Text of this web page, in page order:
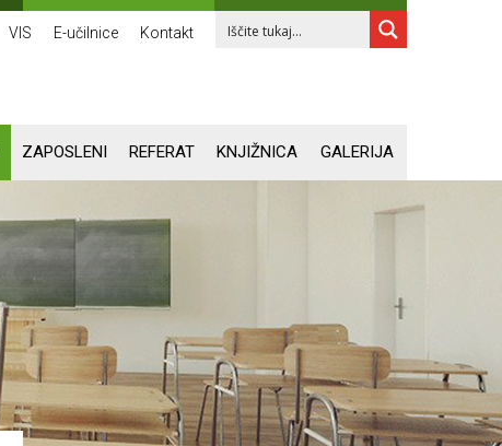
VIS E-učilnice Kontakt
ZAPOSLENI REFERAT KNJIŽNICA GALERIJA